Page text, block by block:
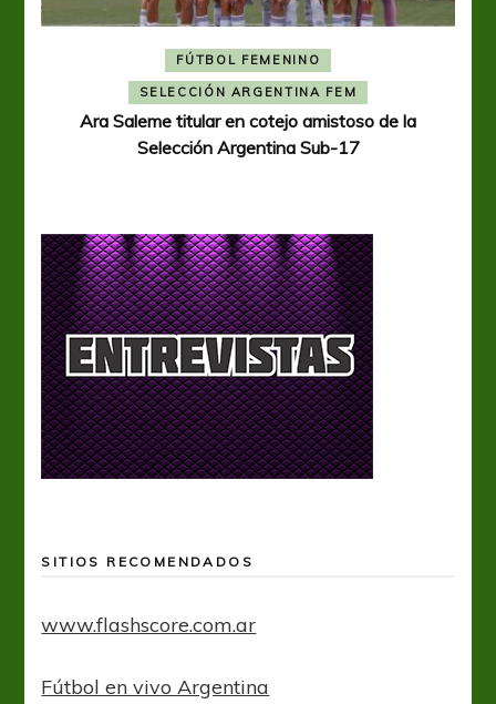
FÚTBOL FEMENINO
SELECCIÓN ARGENTINA FEM
Ara Saleme titular en cotejo amistoso de la
Selección Argentina Sub-17
SITIOS RECOMENDADOS
www.flashscore.com.ar
Fútbol en vivo Argentina